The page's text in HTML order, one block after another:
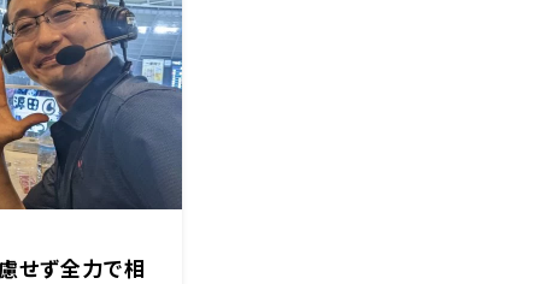
せず全力で相